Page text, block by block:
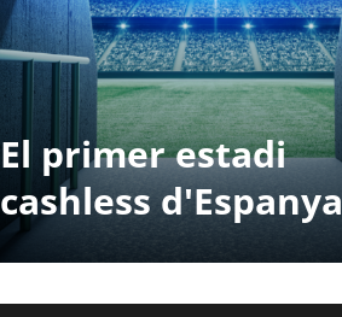
El primer estadi
cashless d'Espanya